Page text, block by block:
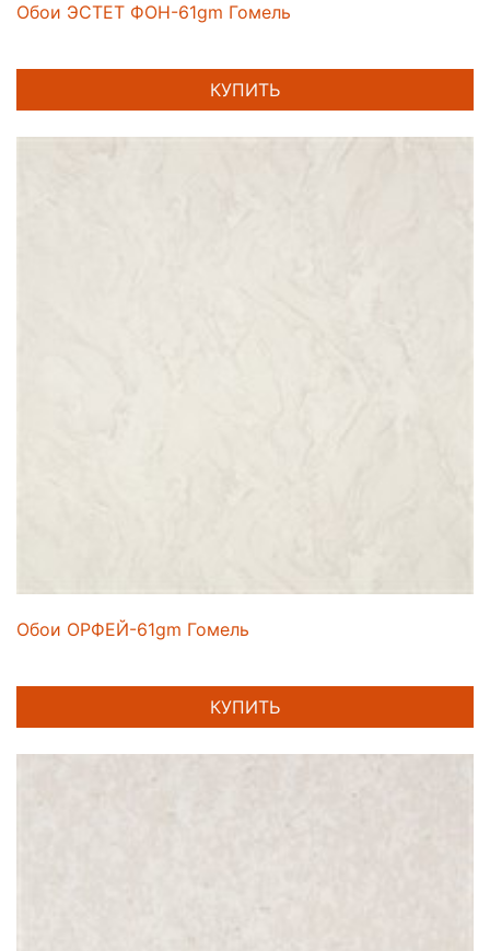
Обои ЭСТЕТ ФОН-61gm Гомель
КУПИТЬ
Обои ОРФЕЙ-61gm Гомель
КУПИТЬ